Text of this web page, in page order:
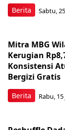
Berita Sabtu,
Berita
Mitra MBG
Kerugian
Konsistensi
Bergizi Gratis
Rabu,